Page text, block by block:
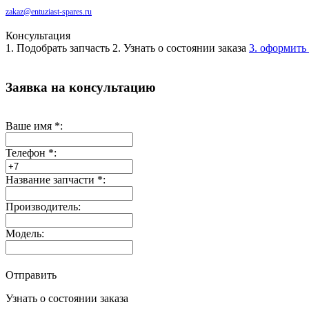
zakaz@entuziast-spares.ru
Консультация
1. Подобрать запчасть 2. Узнать о состоянии заказа 3. оформить
Заявка на консультацию
Ваше имя *:
Телефон *:
Название запчасти *:
Производитель:
Модель:
Отправить
Узнать о состоянии заказа